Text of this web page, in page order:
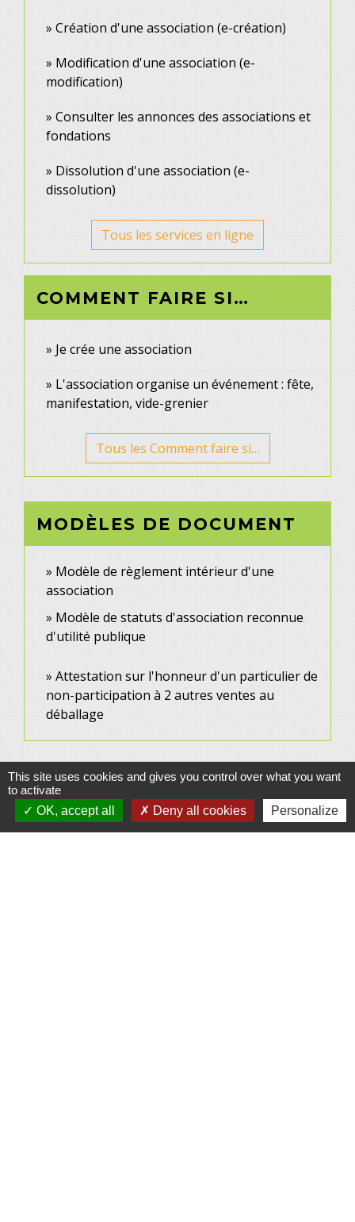
Création d'une association (e-création)
Modification d'une association (e-
modification)
Consulter les annonces des associations et
fondations
Dissolution d'une association (e-
dissolution)
Tous les services en ligne
COMMENT FAIRE SI…
Je crée une association
L'association organise un événement : fête,
manifestation, vide-grenier
Tous les Comment faire si…
MODÈLES DE DOCUMENT
Modèle de règlement intérieur d'une
association
Modèle de statuts d'association reconnue
d'utilité publique
Attestation sur l'honneur d'un particulier de
non-participation à 2 autres ventes au
déballage
Contacts
This site uses cookies and gives you control over what you want
to activate
OK, accept all
Deny all cookies Personalize